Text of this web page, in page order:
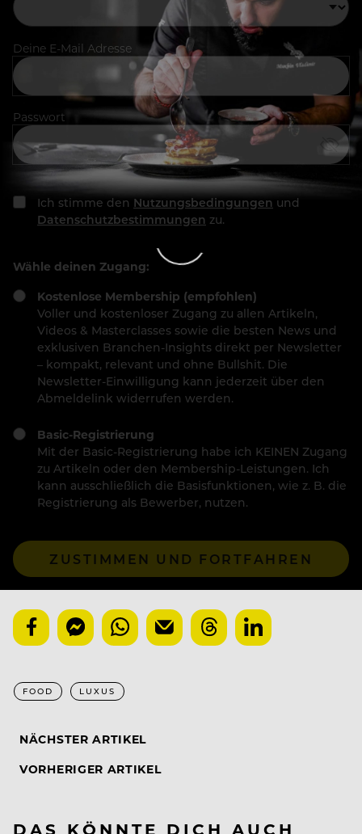
Deine E-Mail Adresse
Passwort
Ich stimme den Nutzungsbedingungen und
Datenschutzbestimmungen zu.
Wähle deinen Zugang:
Kostenlose Membership (empfohlen)
Voller und kostenloser Zugang zu allen Artikeln,
Videos & Masterclasses sowie die besten News und
exklusiven Branchen-Insights direkt per Newsletter
– kompakt, relevant und ohne Bullshit. Die
Newsletter-Einwilligung kann jederzeit über den
Abmeldelink widerrufen werden.
Basic-Registrierung
Mit der Basic-Registrierung habe ich KEINEN Zugang
zu Artikeln oder den Membership-Leistungen. Ich
kann ausschließlich die Basisfunktionen, wie z. B. die
Registrierung als Bewerber, nutzen.
ZUSTIMMEN UND FORTFAHREN
FOOD LUXUS
NÄCHSTER ARTIKEL
VORHERIGER ARTIKEL
DAS KÖNNTE DICH AUCH